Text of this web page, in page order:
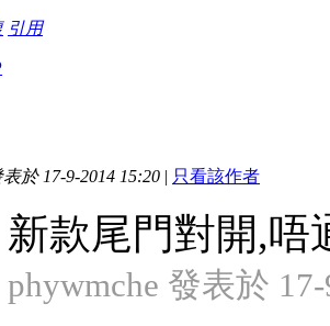
引用
表於 17-9-2014 15:20 | 只看該作者
新款尾門對開,唔
phywmche 發表於